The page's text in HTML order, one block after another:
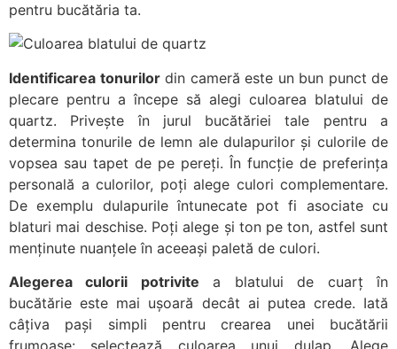
pentru bucătăria ta.
Identificarea tonurilordin cameră este un bun punct de
plecare pentru a începe să alegi culoarea blatului de
quartz. Privește în jurul bucătăriei tale pentru a
determina tonurile de lemn ale dulapurilor și culorile de
vopsea sau tapet de pe pereți. În funcție de preferința
personală a culorilor, poți alege culori complementare.
De exemplu dulapurile întunecate pot fi asociate cu
blaturi mai deschise. Poți alege și ton pe ton, astfel sunt
menținute nuanțele în aceeași paletă de culori.
Alegerea culorii potrivite a blatului de cuarț în
bucătărie este mai ușoară decât ai putea crede. Iată
câțiva pași simpli pentru crearea unei bucătării